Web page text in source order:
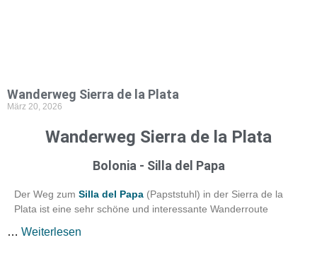
Wanderweg Sierra de la Plata
März 20, 2026
Wanderweg Sierra de la Plata
Bolonia - Silla del Papa
Der Weg zum Silla del Papa (Papststuhl) in der Sierra de la
Plata ist eine sehr schöne und interessante Wanderroute
… Weiterlesen